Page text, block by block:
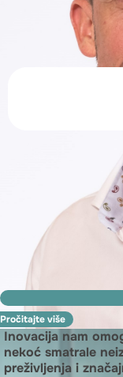
Pročitajte više
Inovacija nam
nekoć smatrale
preživljenja i